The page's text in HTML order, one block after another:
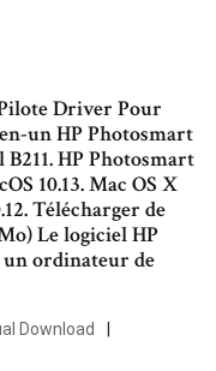
Driver Pour
un HP Photosmart
HP Photosmart
10.13. Mac OS X
Télécharger de
Le logiciel HP
ordinateur de
Download